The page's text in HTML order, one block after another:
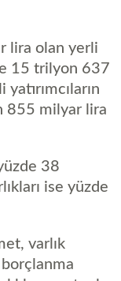
lira olan yerli
15 trilyon 637
855 milyar lira
38
ise yüzde
varlık